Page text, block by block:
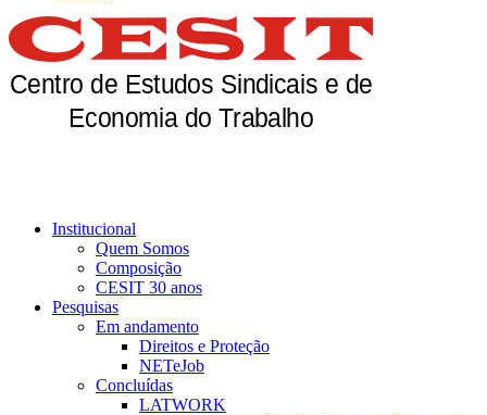
Institucional
Quem Somos
Composição
CESIT 30 anos
Pesquisas
Em andamento
Direitos e Proteção
NETeJob
Concluídas
LATWORK